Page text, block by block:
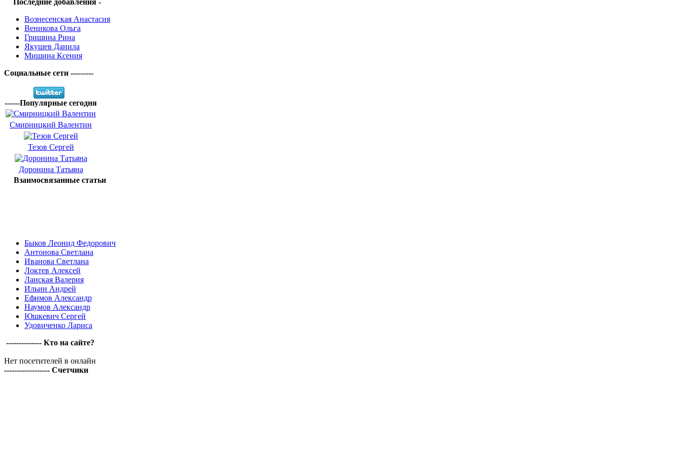
Последние добавления -
Вознесенская Анастасия
Веникова Ольга
Гришина Рина
Якушев Данила
Мишина Ксения
Социальные сети ---------
------Популярные сегодня
Смирницкий Валентин
Тезов Сергей
Доронина Татьяна
Взаимосвязанные статьи
Быков Леонид Федорович
Антонова Светлана
Иванова Светлана
Локтев Алексей
Ланская Валерия
Ильин Андрей
Ефимов Александр
Наумов Александр
Юшкевич Сергей
Удовиченко Лариса
-------------- Кто на сайте?
Нет посетителей в онлайн
------------------ Счетчики